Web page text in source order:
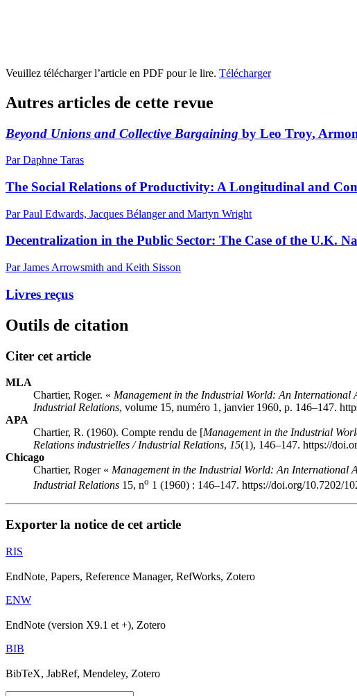
Veuillez télécharger l’article en PDF pour le lire. Télécharger
Autres articles de cette revue
Beyond Unions and Collective Bargaining by Leo Troy,
Par Daphne Taras
The Social Relations of Productivity: A Longitudinal and
Par Paul Edwards, Jacques Bélanger and Martyn Wright
Decentralization in the Public Sector: The Case of the U.K.
Par James Arrowsmith and Keith Sisson
Livres reçus
Outils de citation
Citer cet article
MLA
Chartier, Roger. « Management in the Industrial World: An International
Industrial Relations, volume 15, numéro 1, janvier 1960, p. 146–147.
APA
Chartier, R. (1960). Compte rendu de [Management in the Industrial
Relations industrielles / Industrial Relations, 15(1), 146–147. https://
Chicago
Chartier, Roger « Management in the Industrial World: An International
Industrial Relations 15, no 1 (1960) : 146–147. https://doi.org/10.7202/
Exporter la notice de cet article
RIS
EndNote, Papers, Reference Manager, RefWorks, Zotero
ENW
EndNote (version X9.1 et +), Zotero
BIB
BibTeX, JabRef, Mendeley, Zotero